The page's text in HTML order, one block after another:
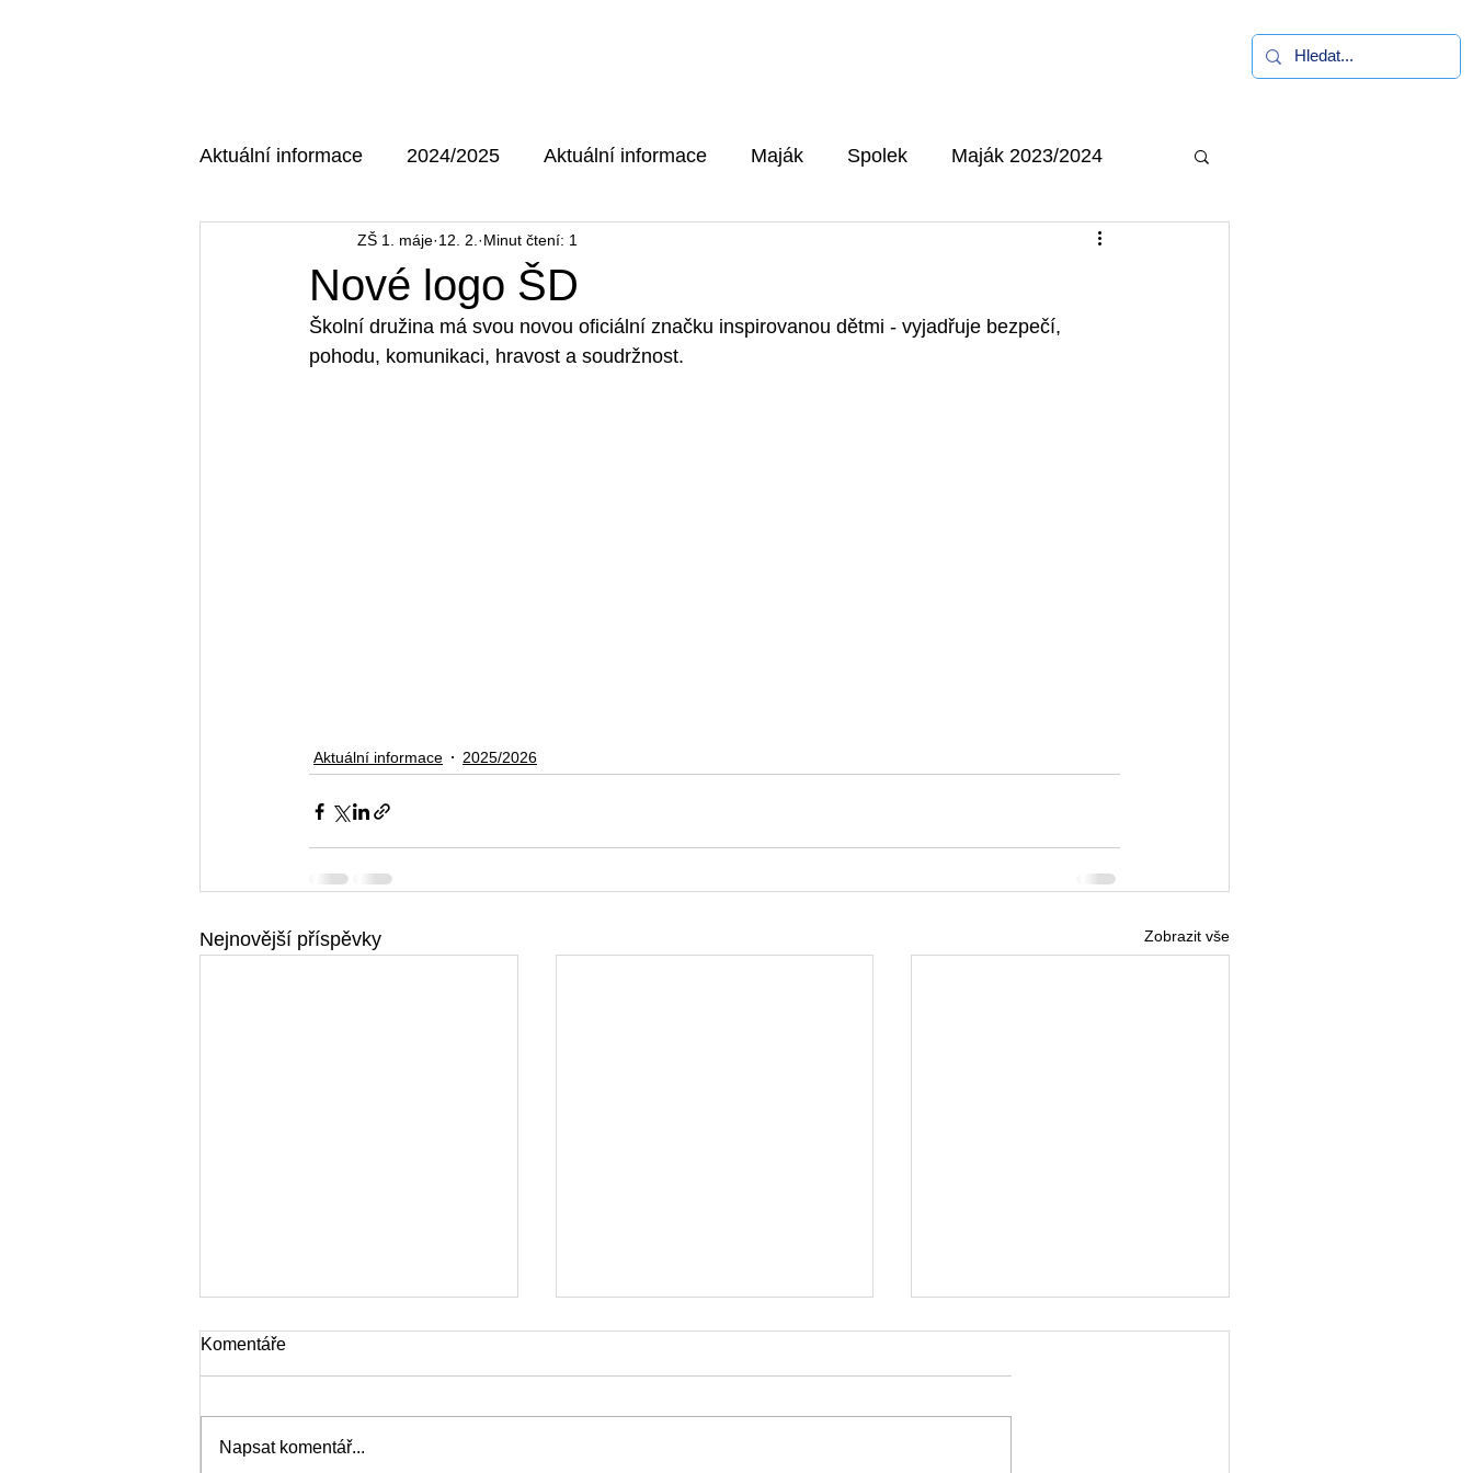
Aktuální informace 2024/2025 Aktuální informace Maják Spolek Maják 2023/2024
AKTUÁLNÍ MAJÁK 2025/2026
Nové logo ŠD
ZŠ 1. máje 12. 2. Minut čtení: 1
Školní družina má svou novou oficiální značku inspirovanou dětmi - vyjadřuje bezpečí,
pohodu, komunikaci, hravost a soudržnost.
Aktuální informace 2025/2026
Nejnovější příspěvky Zobrazit vše
Komentáře
Napsat komentář...